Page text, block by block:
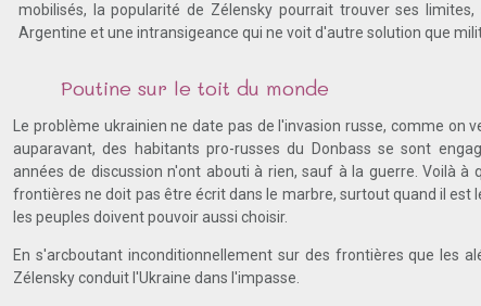
mobilisés, la popularité de Zélensky pourrait trouver ses
Argentine et une intransigeance qui ne voit d'autre solution que
Poutine sur le toit du monde
Le problème ukrainien ne date pas de l'invasion russe, comme on
auparavant, des habitants pro-russes du Donbass se sont
années de discussion n'ont abouti à rien, sauf à la guerre. Voilà à
frontières ne doit pas être écrit dans le marbre, surtout quand il est
les peuples doivent pouvoir aussi choisir.
En s'arcboutant inconditionnellement sur des frontières que les
Zélensky conduit l'Ukraine dans l'impasse.